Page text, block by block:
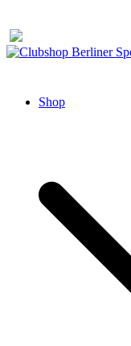
Inhalt
springen
Shop